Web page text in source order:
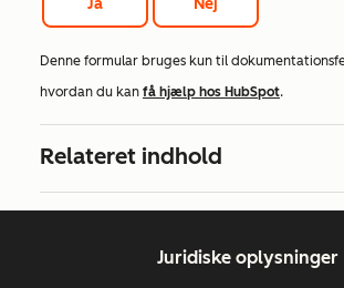
Denne formular bruges kun til
hvordan du kan få hjælp hos HubSpot.
Relateret indhold
Juridiske oplysninger